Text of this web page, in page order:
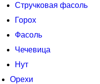
Стручковая фасоль
Горох
Фасоль
Чечевица
Нут
Орехи